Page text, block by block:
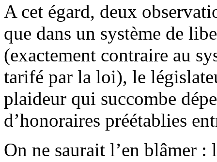
A cet égard, deux
que dans un système de
(exactement contraire au
tarifé par la loi), le
plaideur qui succombe
d’honoraires préétablies
On ne saurait l’en blâmer